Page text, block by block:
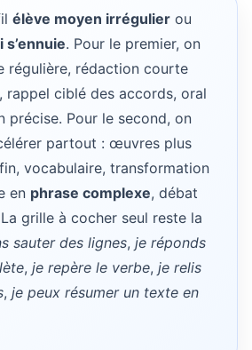
élève moyen irrégulier ou
s’ennuie. Pour le premier, on
régulière, rédaction courte
rappel ciblé des accords, oral
précise. Pour le second, on
partout : œuvres plus
vocabulaire, transformation
en phrase complexe, débat
grille à cocher seul reste la
sauter des lignes, je réponds
, je repère le verbe, je relis
, je peux résumer un texte en